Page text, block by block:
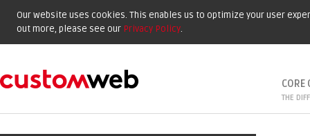
Our website uses cookies. This enables us to optimize your user
out more, please see our Privacy Policy.
CORE
THE